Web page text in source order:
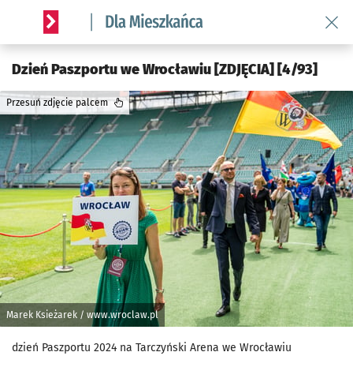
Serwis informacyjny wroclaw.pl podserwis: Dla mieszkańca
Dzień Paszportu we Wrocławiu [ZDJĘCIA] [4/93]
Marek Ksieżarek / www.wroclaw.pl
Przesuń zdjęcie palcem
dzień Paszportu 2024 na Tarczyński Arena we Wrocławiu